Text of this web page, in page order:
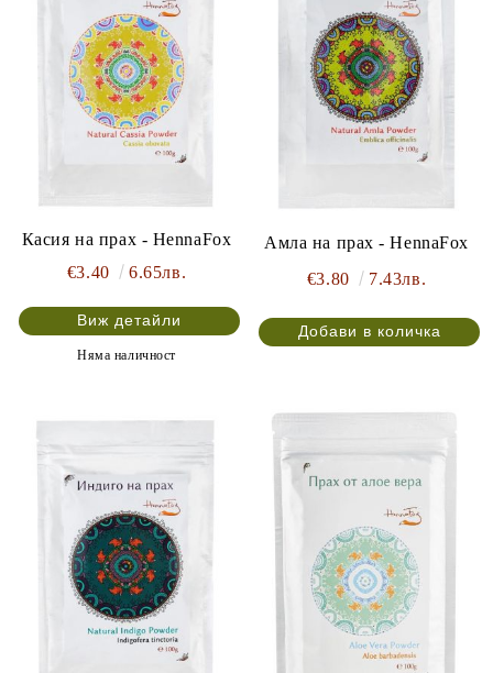
Касия на прах - HennaFox
€3.40
6.65лв.
Виж детайли
Няма наличност
Амла на прах - HennaFox
€3.80
7.43лв.